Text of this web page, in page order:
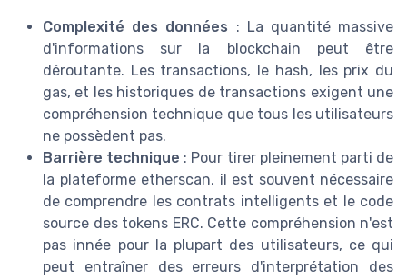
Complexité des données : La quantité massive
d'informations sur la blockchain peut être
déroutante. Les transactions, le hash, les prix du
gas, et les historiques de transactions exigent une
compréhension technique que tous les utilisateurs
ne possèdent pas.
Barrière technique : Pour tirer pleinement parti de
la plateforme etherscan, il est souvent nécessaire
de comprendre les contrats intelligents et le code
source des tokens ERC. Cette compréhension n'est
pas innée pour la plupart des utilisateurs, ce qui
peut entraîner des erreurs d'interprétation des